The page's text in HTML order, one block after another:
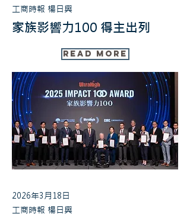
工商時報 楊日興
家族影響力100 得主出列
Read More
2026年3月18日
工商時報 楊日興